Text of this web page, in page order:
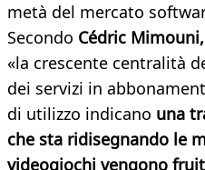
metà del mercato
Secondo Cédric
«la crescente centralità
dei servizi in
di utilizzo indicano una
che sta ridisegnando le
videogiochi vengono